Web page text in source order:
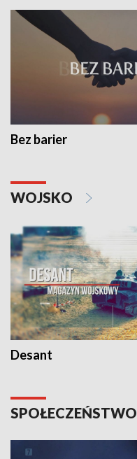
Bez barier
WOJSKO
Desant
SPOŁECZEŃSTWO